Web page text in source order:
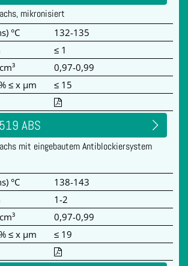
mikronisiert
°C
132-135
≤ 1
0,97-0,99
≤ x µm
≤ 15
ABS
mit eingebautem Antiblockiersystem
°C
138-143
1-2
0,97-0,99
≤ x µm
≤ 19